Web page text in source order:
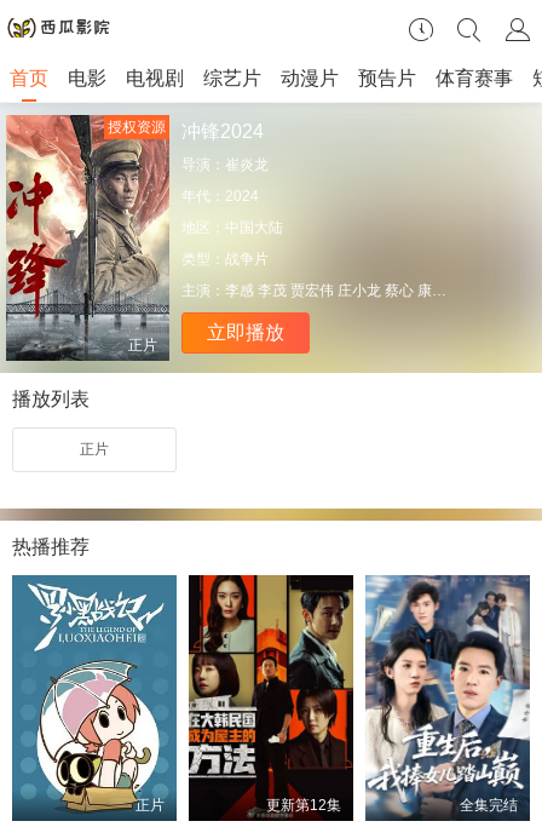
首页 电影 电视剧 综艺片 动漫片 预告片 体育赛事
正片
授权资源 冲锋2024
导演： 崔炎龙
年代： 2024
地区： 中国大陆
类型： 战争片
主演： 李感 李茂 贾宏伟 庄小龙 蔡心 康一鸣
立即播放
播放列表
正片
热播推荐
正片 更新第12集 全集完结